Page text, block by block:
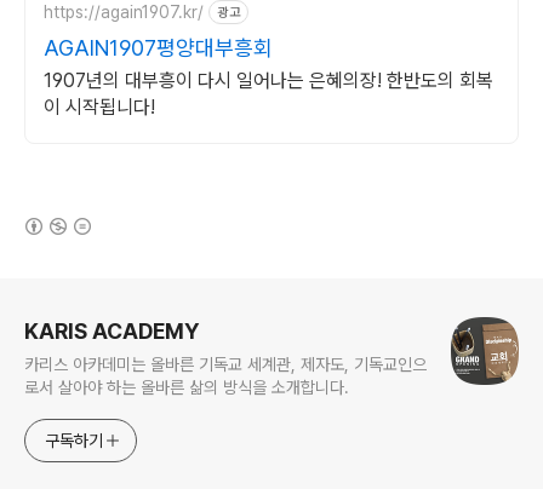
https://again1907.kr/ 광고
AGAIN1907평양대부흥회
1907년의 대부흥이 다시 일어나는 은혜의장! 한반도의 회복
이 시작됩니다!
KARIS ACADEMY
카리스 아카데미는 올바른 기독교 세계관, 제자도, 기독교인으
로서 살아야 하는 올바른 삶의 방식을 소개합니다.
구독하기